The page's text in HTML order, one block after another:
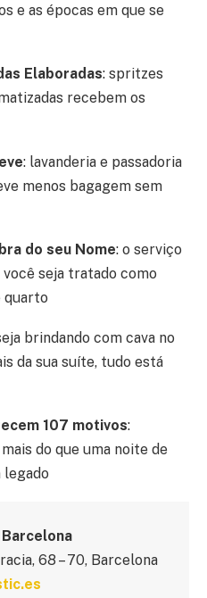
e as épocas em que se
Elaboradas: spritzes
recebem os
: lavanderia e passadoria
menos bagagem sem
do seu Nome: o serviço
seja tratado como
quarto
brindando com cava no
da sua suíte, tudo está
107 motivos:
do que uma noite de
legado
68 – 70, Barcelona